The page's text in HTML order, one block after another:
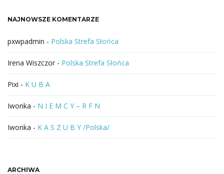
z
NAJNOWSZE KOMENTARZE
pxwpadmin - Polska Strefa Słońca
Irena Wiszczor - Polska Strefa Słońca
Pixi - K U B A
Iwonka - N I E M C Y – R F N
Iwonka - K A S Z U B Y /Polska/
ARCHIWA